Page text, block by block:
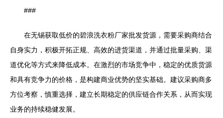
###
在无锡获取低价的碧浪洗衣粉厂家批发货源，需要采购商结合
自身实力，积极开拓正规、高效的进货渠道，并通过批量采购、渠
道优化等方式来降低成本。在激烈的市场竞争中，稳定的优质货源
和具有竞争力的价格，是构建商业优势的坚实基础。建议采购商多
方位考察，慎重选择，建立长期稳定的供应链合作关系，从而实现
业务的持续稳健发展。